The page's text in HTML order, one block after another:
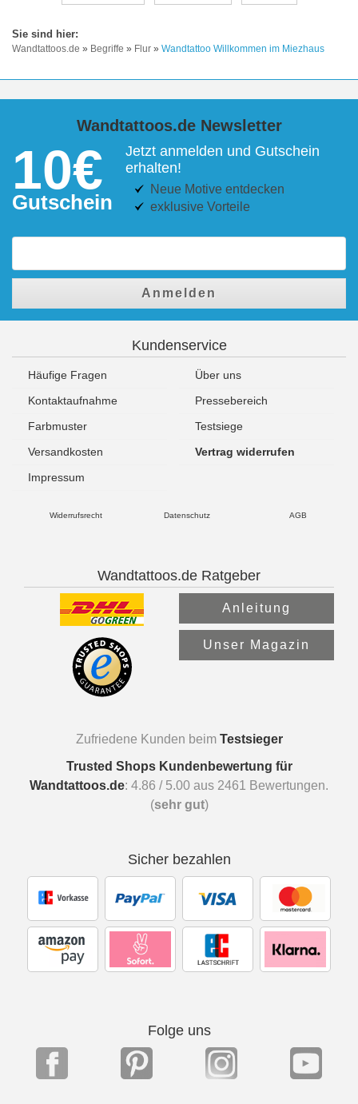
Wandtattoos.de » Begriffe » Flur » Wandtattoo Willkommen im Miezhaus
Wandtattoos.de Newsletter
10€
Gutschein
Jetzt anmelden und Gutschein
erhalten!
Neue Motive entdecken
exklusive Vorteile
Anmelden
Kundenservice
Häufige Fragen
Über uns
Kontaktaufnahme
Pressebereich
Farbmuster
Testsiege
Versandkosten
Vertrag widerrufen
Impressum
Widerrufsrecht Datenschutz AGB
Wandtattoos.de Ratgeber
Anleitung
Unser Magazin
Zufriedene Kunden beim Testsieger
Trusted Shops Kundenbewertung für
Wandtattoos.de: 4.86 / 5.00 aus 2461
Bewertungen.
(sehr gut)
Sicher bezahlen
Folge uns